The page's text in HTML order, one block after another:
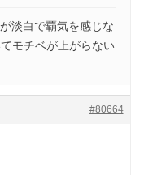
淡白で覇気を感じな
モチベが上がらない
#80664